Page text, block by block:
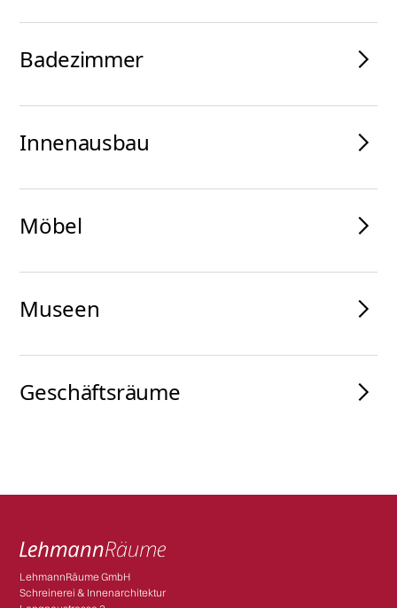
Badezimmer
Innenausbau
Möbel
Museen
Geschäftsräume
LehmannRäume GmbH
Schreinerei & Innenarchitektur